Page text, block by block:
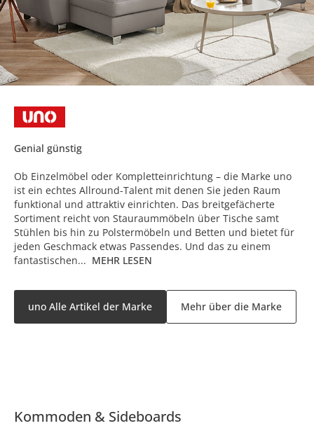
Genial günstig
Ob Einzelmöbel oder Kompletteinrichtung – die Marke uno
ist ein echtes Allround-Talent mit denen Sie jeden Raum
funktional und attraktiv einrichten. Das breitgefächerte
Sortiment reicht von Stauraummöbeln über Tische samt
Stühlen bis hin zu Polstermöbeln und Betten und bietet für
jeden Geschmack etwas Passendes. Und das zu einem
fantastischen... MEHR LESEN
uno Alle Artikel der Marke Mehr über die Marke
Kommoden & Sideboards